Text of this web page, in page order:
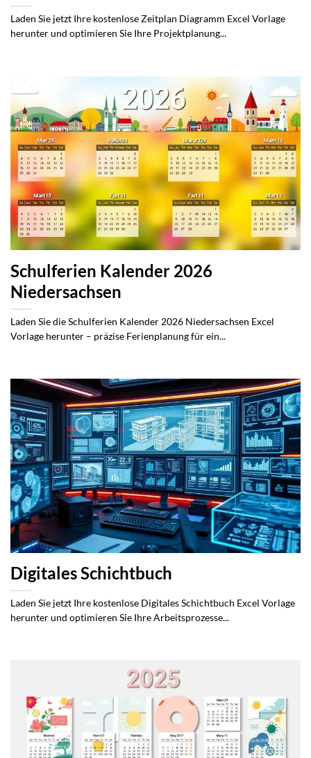
Laden Sie jetzt Ihre kostenlose Zeitplan Diagramm Excel Vorlage
herunter und optimieren Sie Ihre Projektplanung...
Schulferien Kalender 2026
Niedersachsen
Laden Sie die Schulferien Kalender 2026 Niedersachsen Excel
Vorlage herunter – präzise Ferienplanung für ein...
Digitales Schichtbuch
Laden Sie jetzt Ihre kostenlose Digitales Schichtbuch Excel Vorlage
herunter und optimieren Sie Ihre Arbeitsprozesse...